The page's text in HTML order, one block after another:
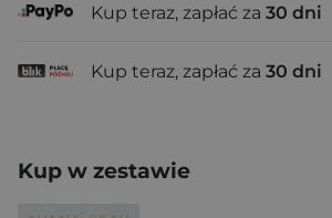
Kup teraz, zapłać za 30 dni
Kup teraz, zapłać za 30 dni
Kup w zestawie